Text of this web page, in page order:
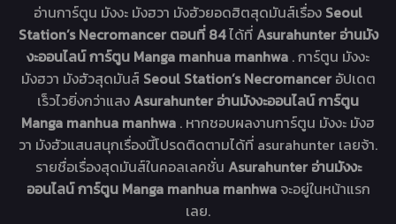
อ่านการ์ตูน มังงะ มังฮวา มังฮัวยอดฮิตสุดมันส์เรื่อง Seoul
Station’s Necromancer ตอนที่ 84ได้ที่Asurahunter อ่านมัง
งะออนไลน์ การ์ตูน Manga manhua manhwa . การ์ตูน มังงะ
มังฮวา มังฮัวสุดมันส์ Seoul Station’s Necromancer อัปเดต
เร็วไวยิ่งกว่าแสงAsurahunter อ่านมังงะออนไลน์ การ์ตูน
Manga manhua manhwa . หากชอบผลงานการ์ตูน มังงะ มังฮ
วา มังฮัวแสนสนุกเรื่องนี้โปรดติดตามได้ที่ asurahunter เลยจ้า.
รายชื่อเรื่องสุดมันส์ในคอลเลคชั่น Asurahunter อ่านมังงะ
ออนไลน์ การ์ตูน Manga manhua manhwa จะอยู่ในหน้าแรก
เลย.